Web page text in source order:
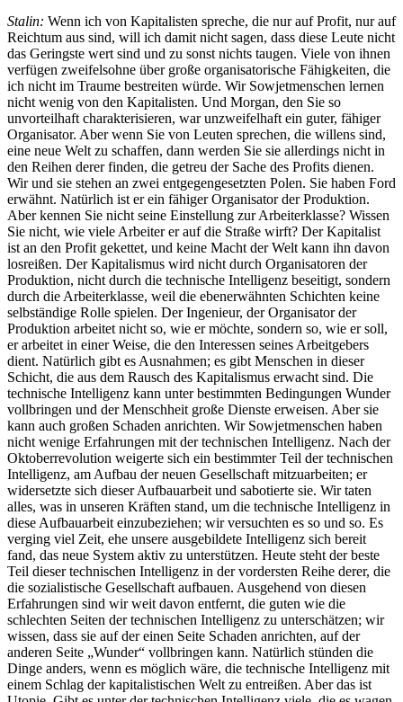
Stalin: Wenn ich von Kapitalisten spreche, die nur auf Profit, nur auf
Reichtum aus sind, will ich damit nicht sagen, dass diese Leute nicht
das Geringste wert sind und zu sonst nichts taugen. Viele von ihnen
verfügen zweifelsohne über große organisatorische Fähigkeiten, die
ich nicht im Traume bestreiten würde. Wir Sowjetmenschen lernen
nicht wenig von den Kapitalisten. Und Morgan, den Sie so
unvorteilhaft charakterisieren, war unzweifelhaft ein guter, fähiger
Organisator. Aber wenn Sie von Leuten sprechen, die willens sind,
eine neue Welt zu schaffen, dann werden Sie sie allerdings nicht in
den Reihen derer finden, die getreu der Sache des Profits dienen.
Wir und sie stehen an zwei entgegengesetzten Polen. Sie haben Ford
erwähnt. Natürlich ist er ein fähiger Organisator der Produktion.
Aber kennen Sie nicht seine Einstellung zur Arbeiterklasse? Wissen
Sie nicht, wie viele Arbeiter er auf die Straße wirft? Der Kapitalist
ist an den Profit gekettet, und keine Macht der Welt kann ihn davon
losreißen. Der Kapitalismus wird nicht durch Organisatoren der
Produktion, nicht durch die technische Intelligenz beseitigt, sondern
durch die Arbeiterklasse, weil die ebenerwähnten Schichten keine
selbständige Rolle spielen. Der Ingenieur, der Organisator der
Produktion arbeitet nicht so, wie er möchte, sondern so, wie er soll,
er arbeitet in einer Weise, die den Interessen seines Arbeitgebers
dient. Natürlich gibt es Ausnahmen; es gibt Menschen in dieser
Schicht, die aus dem Rausch des Kapitalismus erwacht sind. Die
technische Intelligenz kann unter bestimmten Bedingungen Wunder
vollbringen und der Menschheit große Dienste erweisen. Aber sie
kann auch großen Schaden anrichten. Wir Sowjetmenschen haben
nicht wenige Erfahrungen mit der technischen Intelligenz. Nach der
Oktoberrevolution weigerte sich ein bestimmter Teil der technischen
Intelligenz, am Aufbau der neuen Gesellschaft mitzuarbeiten; er
widersetzte sich dieser Aufbauarbeit und sabotierte sie. Wir taten
alles, was in unseren Kräften stand, um die technische Intelligenz in
diese Aufbauarbeit einzubeziehen; wir versuchten es so und so. Es
verging viel Zeit, ehe unsere ausgebildete Intelligenz sich bereit
fand, das neue System aktiv zu unterstützen. Heute steht der beste
Teil dieser technischen Intelligenz in der vordersten Reihe derer, die
die sozialistische Gesellschaft aufbauen. Ausgehend von diesen
Erfahrungen sind wir weit davon entfernt, die guten wie die
schlechten Seiten der technischen Intelligenz zu unterschätzen; wir
wissen, dass sie auf der einen Seite Schaden anrichten, auf der
anderen Seite „Wunder“ vollbringen kann. Natürlich stünden die
Dinge anders, wenn es möglich wäre, die technische Intelligenz mit
einem Schlag der kapitalistischen Welt zu entreißen. Aber das ist